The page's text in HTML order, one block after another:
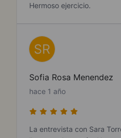
Hermoso ejercicio.
SR
Sofia Rosa Menendez
hace 1 año
La entrevista con Sara